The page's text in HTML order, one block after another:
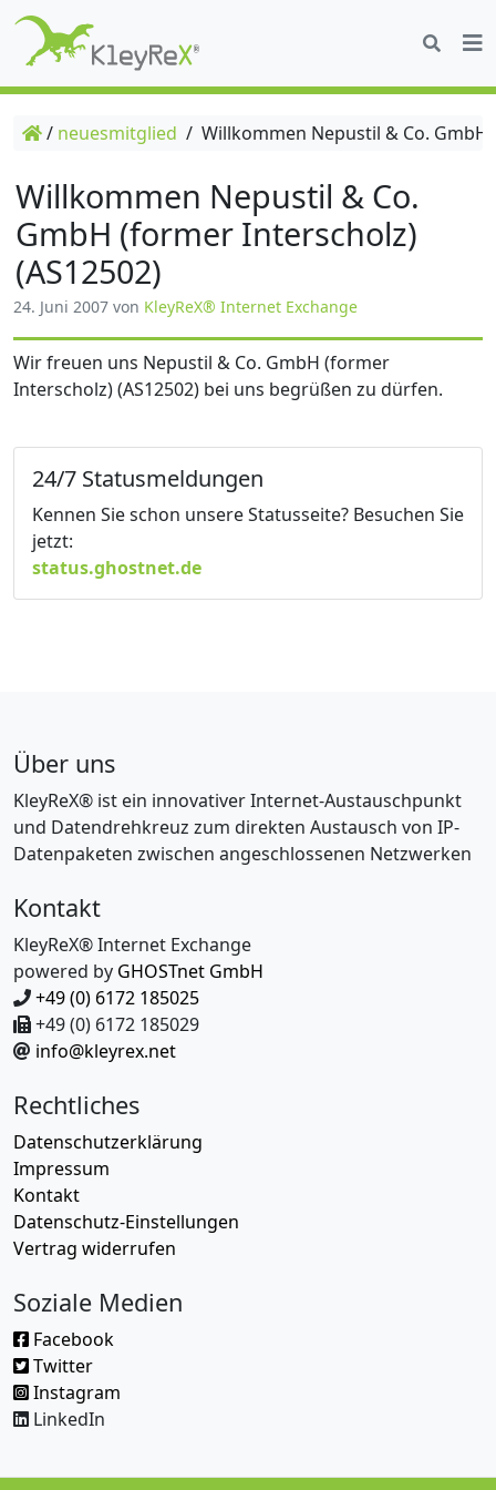
/ neuesmitglied / Willkommen Nepustil & Co.
Willkommen Nepustil & Co.
GmbH (former Interscholz)
(AS12502)
24. Juni 2007 von KleyReX® Internet Exchange
Wir freuen uns Nepustil & Co. GmbH (former
Interscholz) (AS12502) bei uns begrüßen zu dürfen.
24/7 Statusmeldungen
Kennen Sie schon unsere Statusseite? Besuchen Sie
jetzt:
status.ghostnet.de
Über uns
KleyReX® ist ein innovativer Internet-Austauschpunkt
und Datendrehkreuz zum direkten Austausch von IP-
Datenpaketen zwischen angeschlossenen Netzwerken
Kontakt
KleyReX® Internet Exchange
powered by GHOSTnet GmbH
+49 (0) 6172 185025
+49 (0) 6172 185029
info@kleyrex.net
Rechtliches
Datenschutzerklärung
Impressum
Kontakt
Datenschutz-Einstellungen
Vertrag widerrufen
Soziale Medien
Facebook
Twitter
Instagram
LinkedIn